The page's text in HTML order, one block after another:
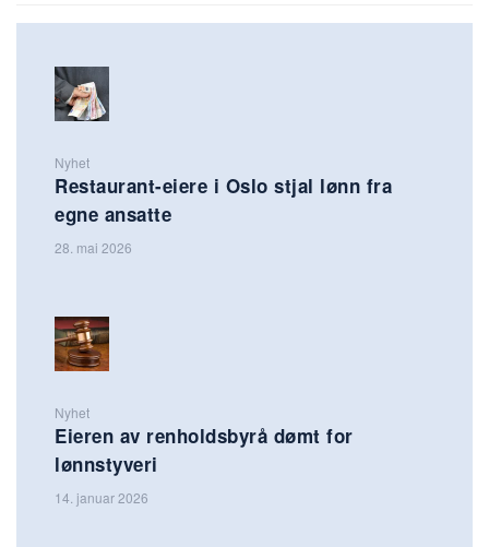
Nyhet
Restaurant-eiere i Oslo stjal lønn fra
egne ansatte
28. mai 2026
Nyhet
Eieren av renholdsbyrå dømt for
lønnstyveri
14. januar 2026